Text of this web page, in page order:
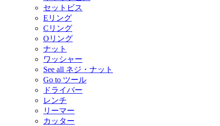
セットビス
Eリング
Cリング
Oリング
ナット
ワッシャー
See all ネジ・ナット
Go to ツール
ドライバー
レンチ
リーマー
カッター